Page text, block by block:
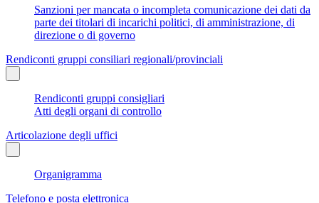
Sanzioni per mancata o incompleta comunicazione dei dati da
parte dei titolari di incarichi politici, di amministrazione, di
direzione o di governo
Rendiconti gruppi consiliari regionali/provinciali
Rendiconti gruppi consigliari
Atti degli organi di controllo
Articolazione degli uffici
Organigramma
Telefono e posta elettronica